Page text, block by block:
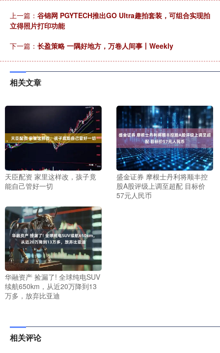
上一篇： 谷锦网 PGYTECH推出GO Ultra趣拍套装，可组合实现拍
立得照片打印功能
下一篇： 长盈策略 一隅好地方，万卷人间事丨Weekly
相关文章
天臣配资 家里这样改，孩子竟
能自己管好一切
盛金证券 摩根士丹利将顺丰控
股A股评级上调至超配 目标价
57元人民币
华融资产 捡漏了! 全球纯电SUV
续航650km，从近20万降到13
万多，放弃比亚迪
相关评论